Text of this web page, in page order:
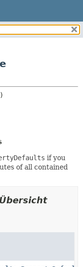
if you
of all contained